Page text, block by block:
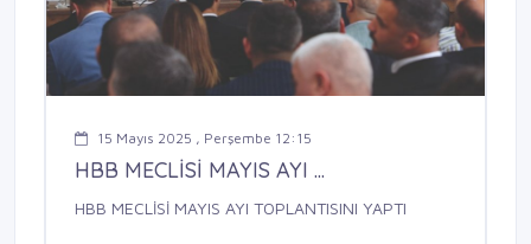
15 Mayıs 2025 , Perşembe 12:15
HBB MECLİSİ MAYIS AYI ...
HBB MECLİSİ MAYIS AYI TOPLANTISINI YAPTI